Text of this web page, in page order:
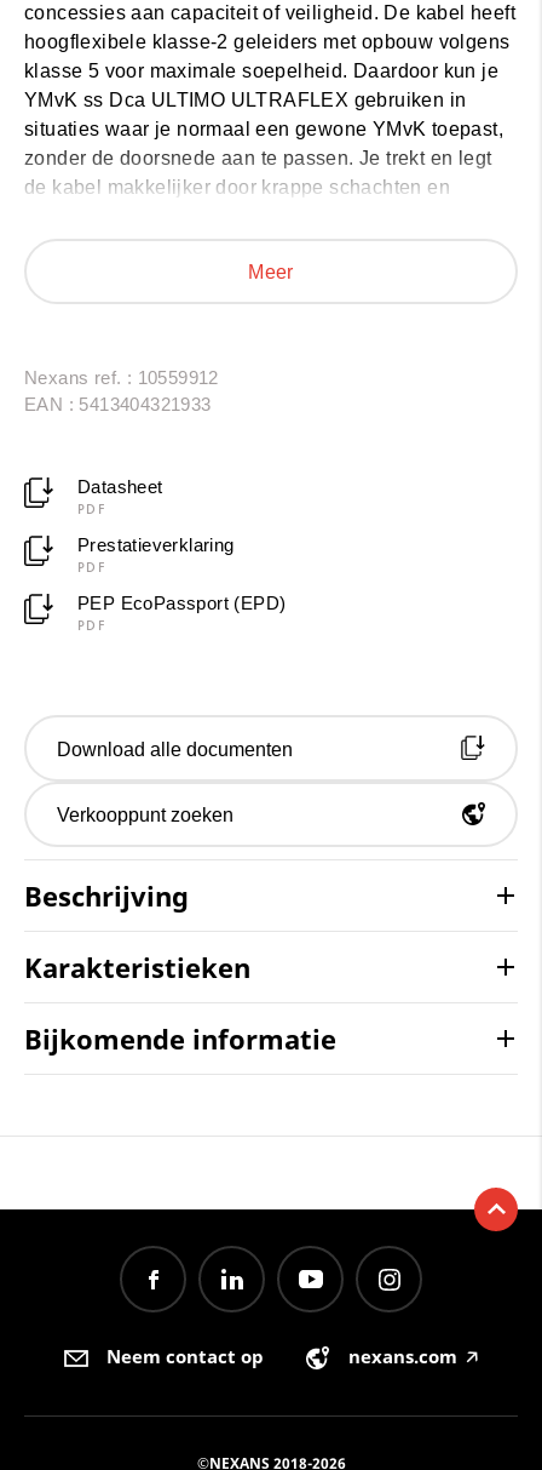
concessies aan capaciteit of veiligheid. De kabel heeft
hoogflexibele klasse‑2 geleiders met opbouw volgens
klasse 5 voor maximale soepelheid. Daardoor kun je
YMvK ss Dca ULTIMO ULTRAFLEX gebruiken in
situaties waar je normaal een gewone YMvK toepast,
zonder de doorsnede aan te passen. Je trekt en legt
de kabel makkelijker door krappe schachten en
kasten en andere nauwe ruimtes gaat merkbaar
eenvoudiger. De kabel is UV-bestendig, voldoet aan
brandklasse Dca-s2,d2,a3 volgens EN 50575 en is
Meer
Nexans ref. : 10559912
EAN : 5413404321933
Datasheet
PDF
Prestatieverklaring
PDF
PEP EcoPassport (EPD)
PDF
Download alle documenten
Verkooppunt zoeken
Beschrijving
Karakteristieken
Bijkomende informatie
Neem contact op nexans.com 🡥
©NEXANS 2018-2026